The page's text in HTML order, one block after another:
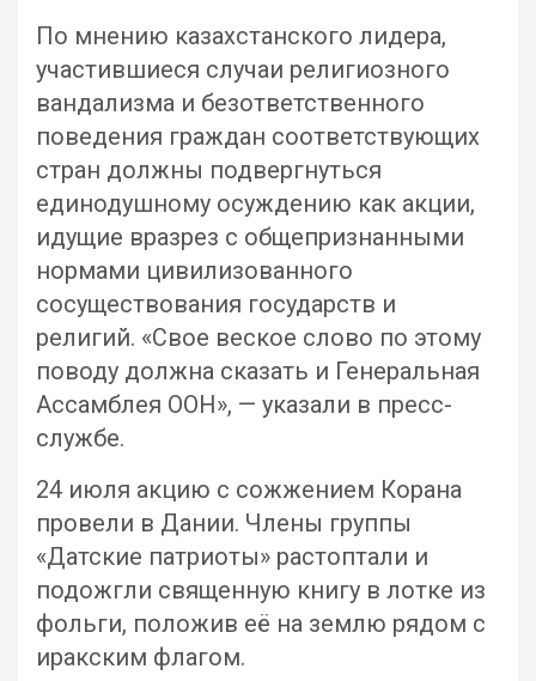
По мнению казахстанского лидера,
участившиеся случаи религиозного
вандализма и безответственного
поведения граждан соответствующих
стран должны подвергнуться
единодушному осуждению как акции,
идущие вразрез с общепризнанными
нормами цивилизованного
сосуществования государств и
религий. «Свое веское слово по этому
поводу должна сказать и Генеральная
Ассамблея ООН», — указали в пресс-
службе.
24 июля акцию с сожжением Корана
провели в Дании. Члены группы
«Датские патриоты» растоптали и
подожгли священную книгу в лотке из
фольги, положив её на землю рядом с
иракским флагом.